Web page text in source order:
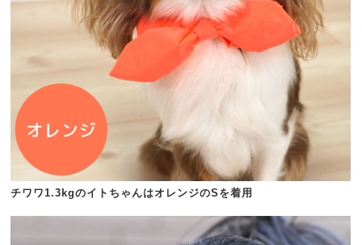
チワワ1.3kgのイトちゃんはオレンジのSを着用